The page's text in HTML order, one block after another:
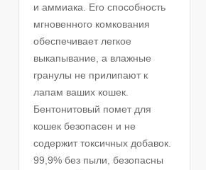
и аммиака. Его способность
мгновенного комкования
обеспечивает легкое
выкапывание, а влажные
гранулы не прилипают к
лапам ваших кошек.
Бентонитовый помет для
кошек безопасен и не
содержит токсичных добавок.
99,9% без пыли, безопасны